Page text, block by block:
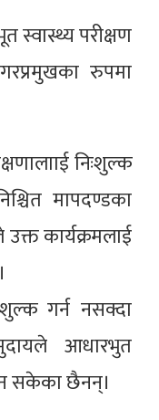
स्वास्थ्य परीक्षण
रुपमा
निःशुल्क
मापदण्डका
कार्यक्रमलाई
गर्न नसक्दा
आधारभुत
सकेका छैनन्।